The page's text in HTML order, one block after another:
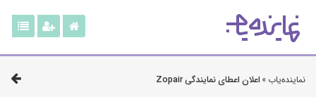
نماینده‌یاب » اعلان اعطای نمایندگی Zopair